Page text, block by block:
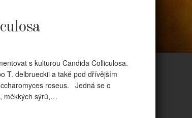
s kulturou Candida Colliculosa.
T. delbrueckii a také pod dřívějším
roseus. Jedná se o
měkkých sýrů,…